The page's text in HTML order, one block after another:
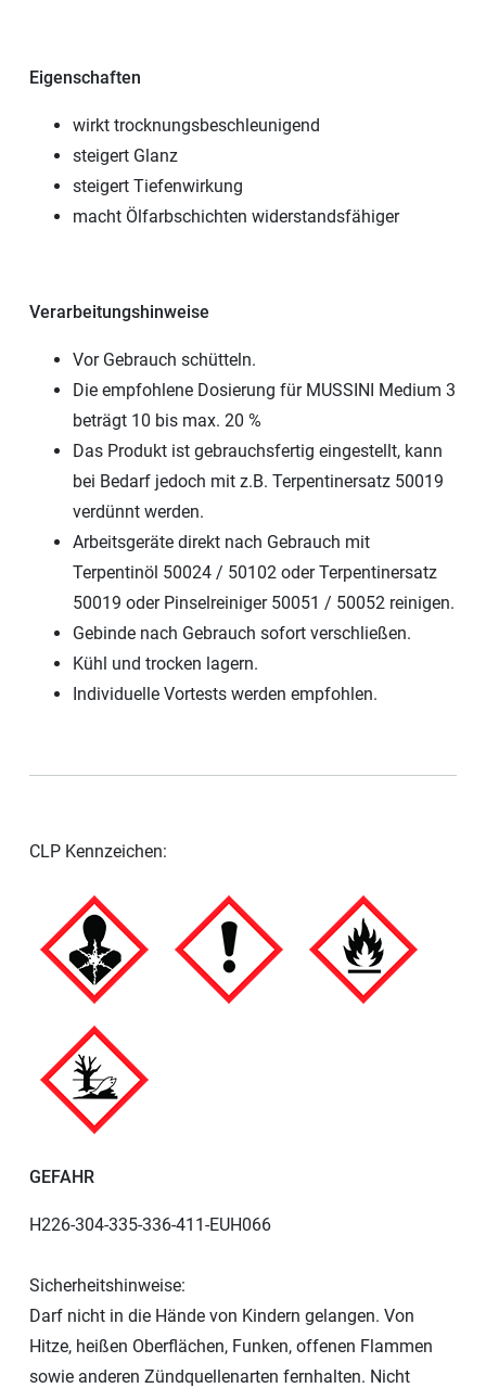
Eigenschaften
wirkt trocknungsbeschleunigend
steigert Glanz
steigert Tiefenwirkung
macht Ölfarbschichten widerstandsfähiger
Verarbeitungshinweise
Vor Gebrauch schütteln.
Die empfohlene Dosierung für MUSSINI Medium 3
beträgt 10 bis max. 20 %
Das Produkt ist gebrauchsfertig eingestellt, kann
bei Bedarf jedoch mit z.B. Terpentinersatz 50019
verdünnt werden.
Arbeitsgeräte direkt nach Gebrauch mit
Terpentinöl 50024 / 50102 oder Terpentinersatz
50019 oder Pinselreiniger 50051 / 50052 reinigen.
Gebinde nach Gebrauch sofort verschließen.
Kühl und trocken lagern.
Individuelle Vortests werden empfohlen.
CLP Kennzeichen:
GEFAHR
H226-304-335-336-411-EUH066
Sicherheitshinweise:
Darf nicht in die Hände von Kindern gelangen. Von
Hitze, heißen Oberflächen, Funken, offenen Flammen
sowie anderen Zündquellenarten fernhalten. Nicht